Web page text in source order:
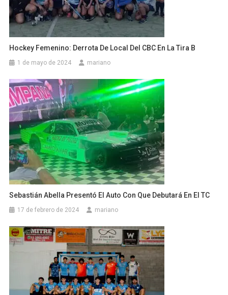
Hockey Femenino: Derrota De Local Del CBC En La Tira B
1 de mayo de 2024 mariano
Sebastián Abella Presentó El Auto Con Que Debutará En El TC
17 de febrero de 2024 mariano